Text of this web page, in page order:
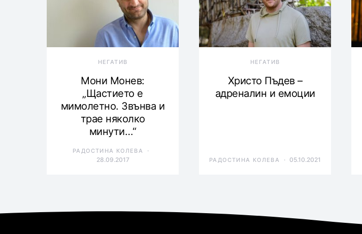
НЕГАТИВ
Мони Монев:
„Щастието е
мимолетно. Звънва и
трае няколко
минути…“
РАДОСТИНА КОЛЕВА
28.09.2017
НЕГАТИВ
Христо Пъдев –
адреналин и емоции
РАДОСТИНА КОЛЕВА 05.10.2021